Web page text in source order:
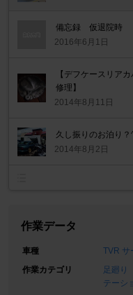
備忘録 仮退院時
2016年6月1日
【デフケースリア
修理】
2014年8月11日
久し振りのお泊り？
2014年8月2日
作業データ
車種
TVR サ
作業カテゴリ
足廻り
テーシ